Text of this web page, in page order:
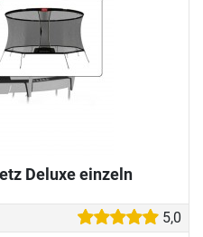
Deluxe einzeln
5,0